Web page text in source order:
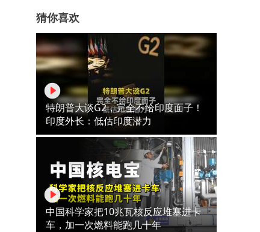
猜你喜欢
特朗普大谈G2，完全不给印度面子！
印度外长：低估印度潜力
中国科学家把10兆瓦核反应堆塞进卡
车，加一次燃料能跑几十年